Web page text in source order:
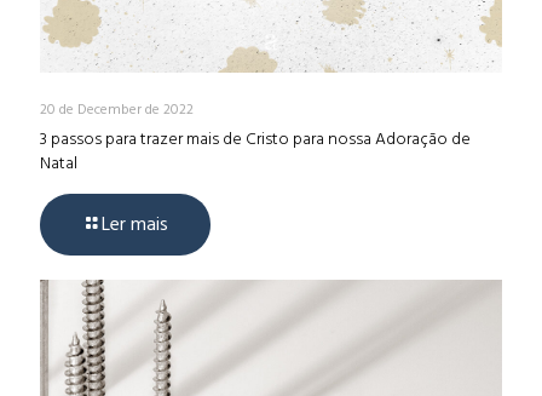
20 de December de 2022
3 passos para trazer mais de Cristo para nossa Adoração de
Natal
Ler mais